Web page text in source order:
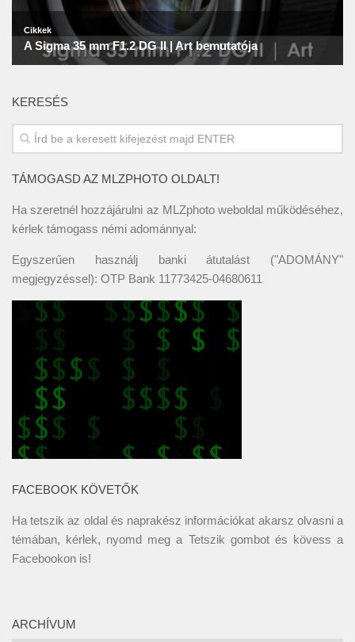
KERESÉS
TÁMOGASD AZ MLZPHOTO OLDALT!
Ha szeretnél hozzájárulni az MLZphoto weboldal működéséhez,
kérlek támogass némi adománnyal:
Egyszerűen használj banki átutalást ("ADOMÁNY"
megjegyzéssel): OTP Bank 11773425-04680611
FACEBOOK KÖVETŐK
Ha tetszik az oldal és naprakész információkat akarsz olvasni a
témában, kérlek, nyomd meg a Tetszik gombot és kövess a
Facebookon is!
ARCHÍVUM